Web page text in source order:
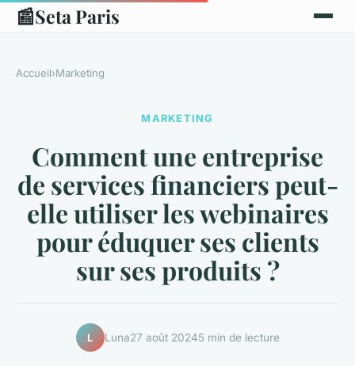
📰Seta Paris
Accueil›Marketing
MARKETING
Comment une entreprise
de services financiers peut-
elle utiliser les webinaires
pour éduquer ses clients
sur ses produits ?
L Luna27 août 20245 min de lecture